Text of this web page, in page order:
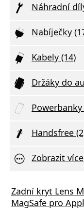
Náhradní
Nabíječky
Kabely (14)
Držáky do
Powerbanky
Handsfree
Zobrazit více
Zadní kryt Lens
MagSafe pro
nabíječka FIXED s
Rapid Charge, bílá